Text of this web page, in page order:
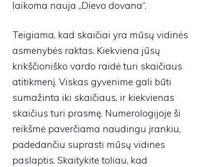
laikoma nauja „Dievo dovana“.
Teigiama, kad skaičiai yra mūsų vidinės
asmenybės raktas. Kiekviena jūsų
krikščioniško vardo raidė turi skaičiaus
atitikmenį. Viskas gyvenime gali būti
sumažinta iki skaičiaus, ir kiekvienas
skaičius turi prasmę. Numerologijoje ši
reikšmė paverčiama naudingu įrankiu,
padedančiu suprasti mūsų vidines
paslaptis. Skaitykite toliau, kad